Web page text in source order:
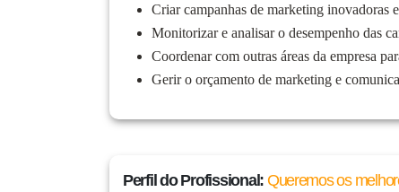
Criar campanhas de marketing inovadoras
Monitorizar e analisar o desempenho das
Coordenar com outras áreas da empresa
Gerir o orçamento de marketing e
Perfil do Profissional: Queremos os